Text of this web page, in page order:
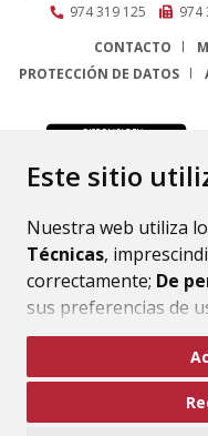
Este sitio
Nuestra web utiliza
Técnicas,
correctamente; De
sus preferencias de
mejorar el
Si acepta pulsando
consideramos que
974 319 125
974
CONTACTO
PROTECCIÓN DE DATOS